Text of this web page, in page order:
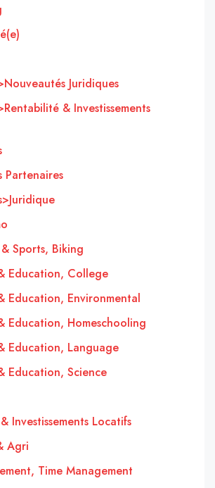
Juridiques
& Investissements
Partenaires
Sports, Biking
Education, College
Education, Environmental
Education, Homeschooling
Education, Language
Education, Science
Investissements Locatifs
Agri
Time Management